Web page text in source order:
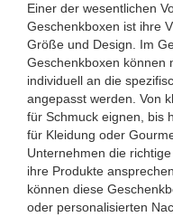
Einer der wesentlichen
Geschenkboxen ist ihre
Größe und Design. Im
Geschenkboxen können
individuell an die
angepasst werden. Von
für Schmuck eignen, bis
für Kleidung oder
Unternehmen die
ihre Produkte
können diese
oder personalisierten